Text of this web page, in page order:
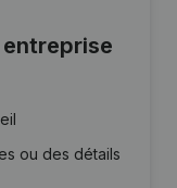
ou des détails